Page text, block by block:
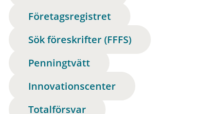
Företagsregistret
Sök föreskrifter (FFFS)
Penningtvätt
Innovationscenter
Totalförsvar